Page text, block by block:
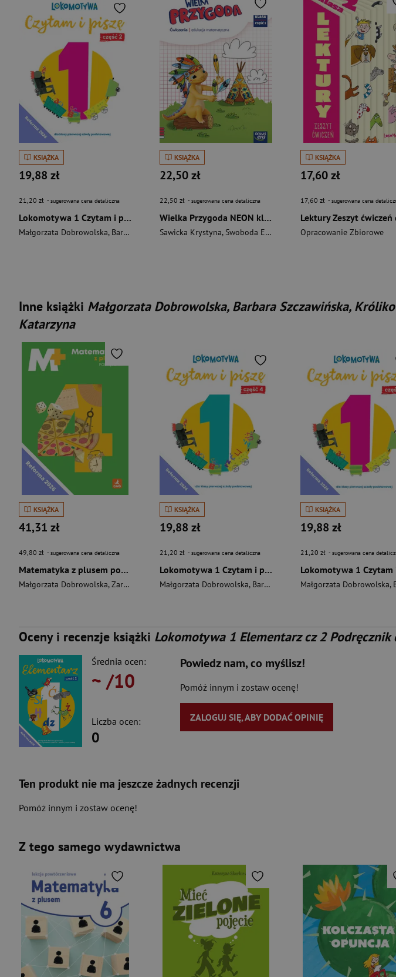
KSIĄŻKA
19,88 zł
21,20 zł - sugerowana cena detaliczna
Lokomotywa 1 Czytam i piszę Ćwiczenia cz 2 EDYCJA 2026
Małgorzata Dobrowolska, Barbara Szczawińska , Królikowska-Czarnota Katarzyna,Kulis Iwona,Pasternak
KSIĄŻKA
22,50 zł
22,50 zł - sugerowana cena detaliczna
Wielka Przygoda NEON klasa 3 część 3 zeszyt ćwiczeń Matematyka EDYCJA 2025
Sawicka Krystyna, Swoboda Ewa
KSIĄŻKA
17,60 zł
17,60 zł - sugerowana cena
Opracowanie Zbiorowe
Inne książki Małgorzata Dobrowolska, Barbara Szczawińska,
Katarzyna
KSIĄŻKA
41,31 zł
49,80 zł - sugerowana cena detaliczna
Matematyka z plusem podręcznik dla klasy 4 szkoły podstawowej EDYCJA 2026
Małgorzata Dobrowolska,Zarzycki Piotr ,Jucewicz Marta
KSIĄŻKA
19,88 zł
21,20 zł - sugerowana cena detaliczna
Lokomotywa 1 Czytam i piszę Ćwiczenia cz 4 EDYCJA 2026
Małgorzata Dobrowolska, Barbara Szczawińska ,Królikowska-
KSIĄŻKA
19,88 zł
21,20 zł - sugerowana cena
Małgorzata Dobrowolska,
Oceny i recenzje książki Lokomotywa 1 Elementarz cz 2 Podręcznik
Średnia ocen:
~ /10
Liczba ocen:
0
Powiedz nam, co myślisz!
Pomóż innym i zostaw ocenę!
ZALOGUJ SIĘ, ABY DODAĆ OPINIĘ
Ten produkt nie ma jeszcze żadnych recenzji
Pomóż innym i zostaw ocenę!
Z tego samego wydawnictwa